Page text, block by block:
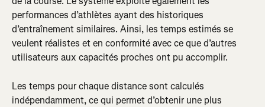
performances d’athlètes ayant des historiques
d’entraînement similaires. Ainsi, les temps estimés se
veulent réalistes et en conformité avec ce que d’autres
utilisateurs aux capacités proches ont pu accomplir.
Les temps pour chaque distance sont calculés
indépendamment, ce qui permet d’obtenir une plus